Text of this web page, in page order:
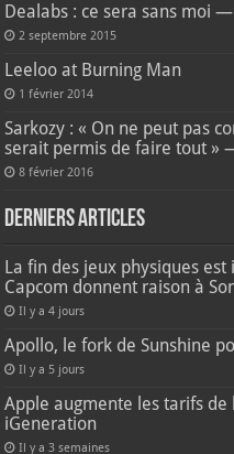
Dealabs : ce sera sans moi
2 septembre 2015
Leeloo at Burning Man
1 février 2014
Sarkozy : « On ne peut pas
serait permis de faire tout
8 février 2016
Derniers articles
La fin des jeux physiques
Capcom donnent raison à
Il y a 4 jours
Apollo, le fork de Sunshine
Il y a 5 jours
Apple augmente les tarifs
iGeneration
Il y a 3 semaines